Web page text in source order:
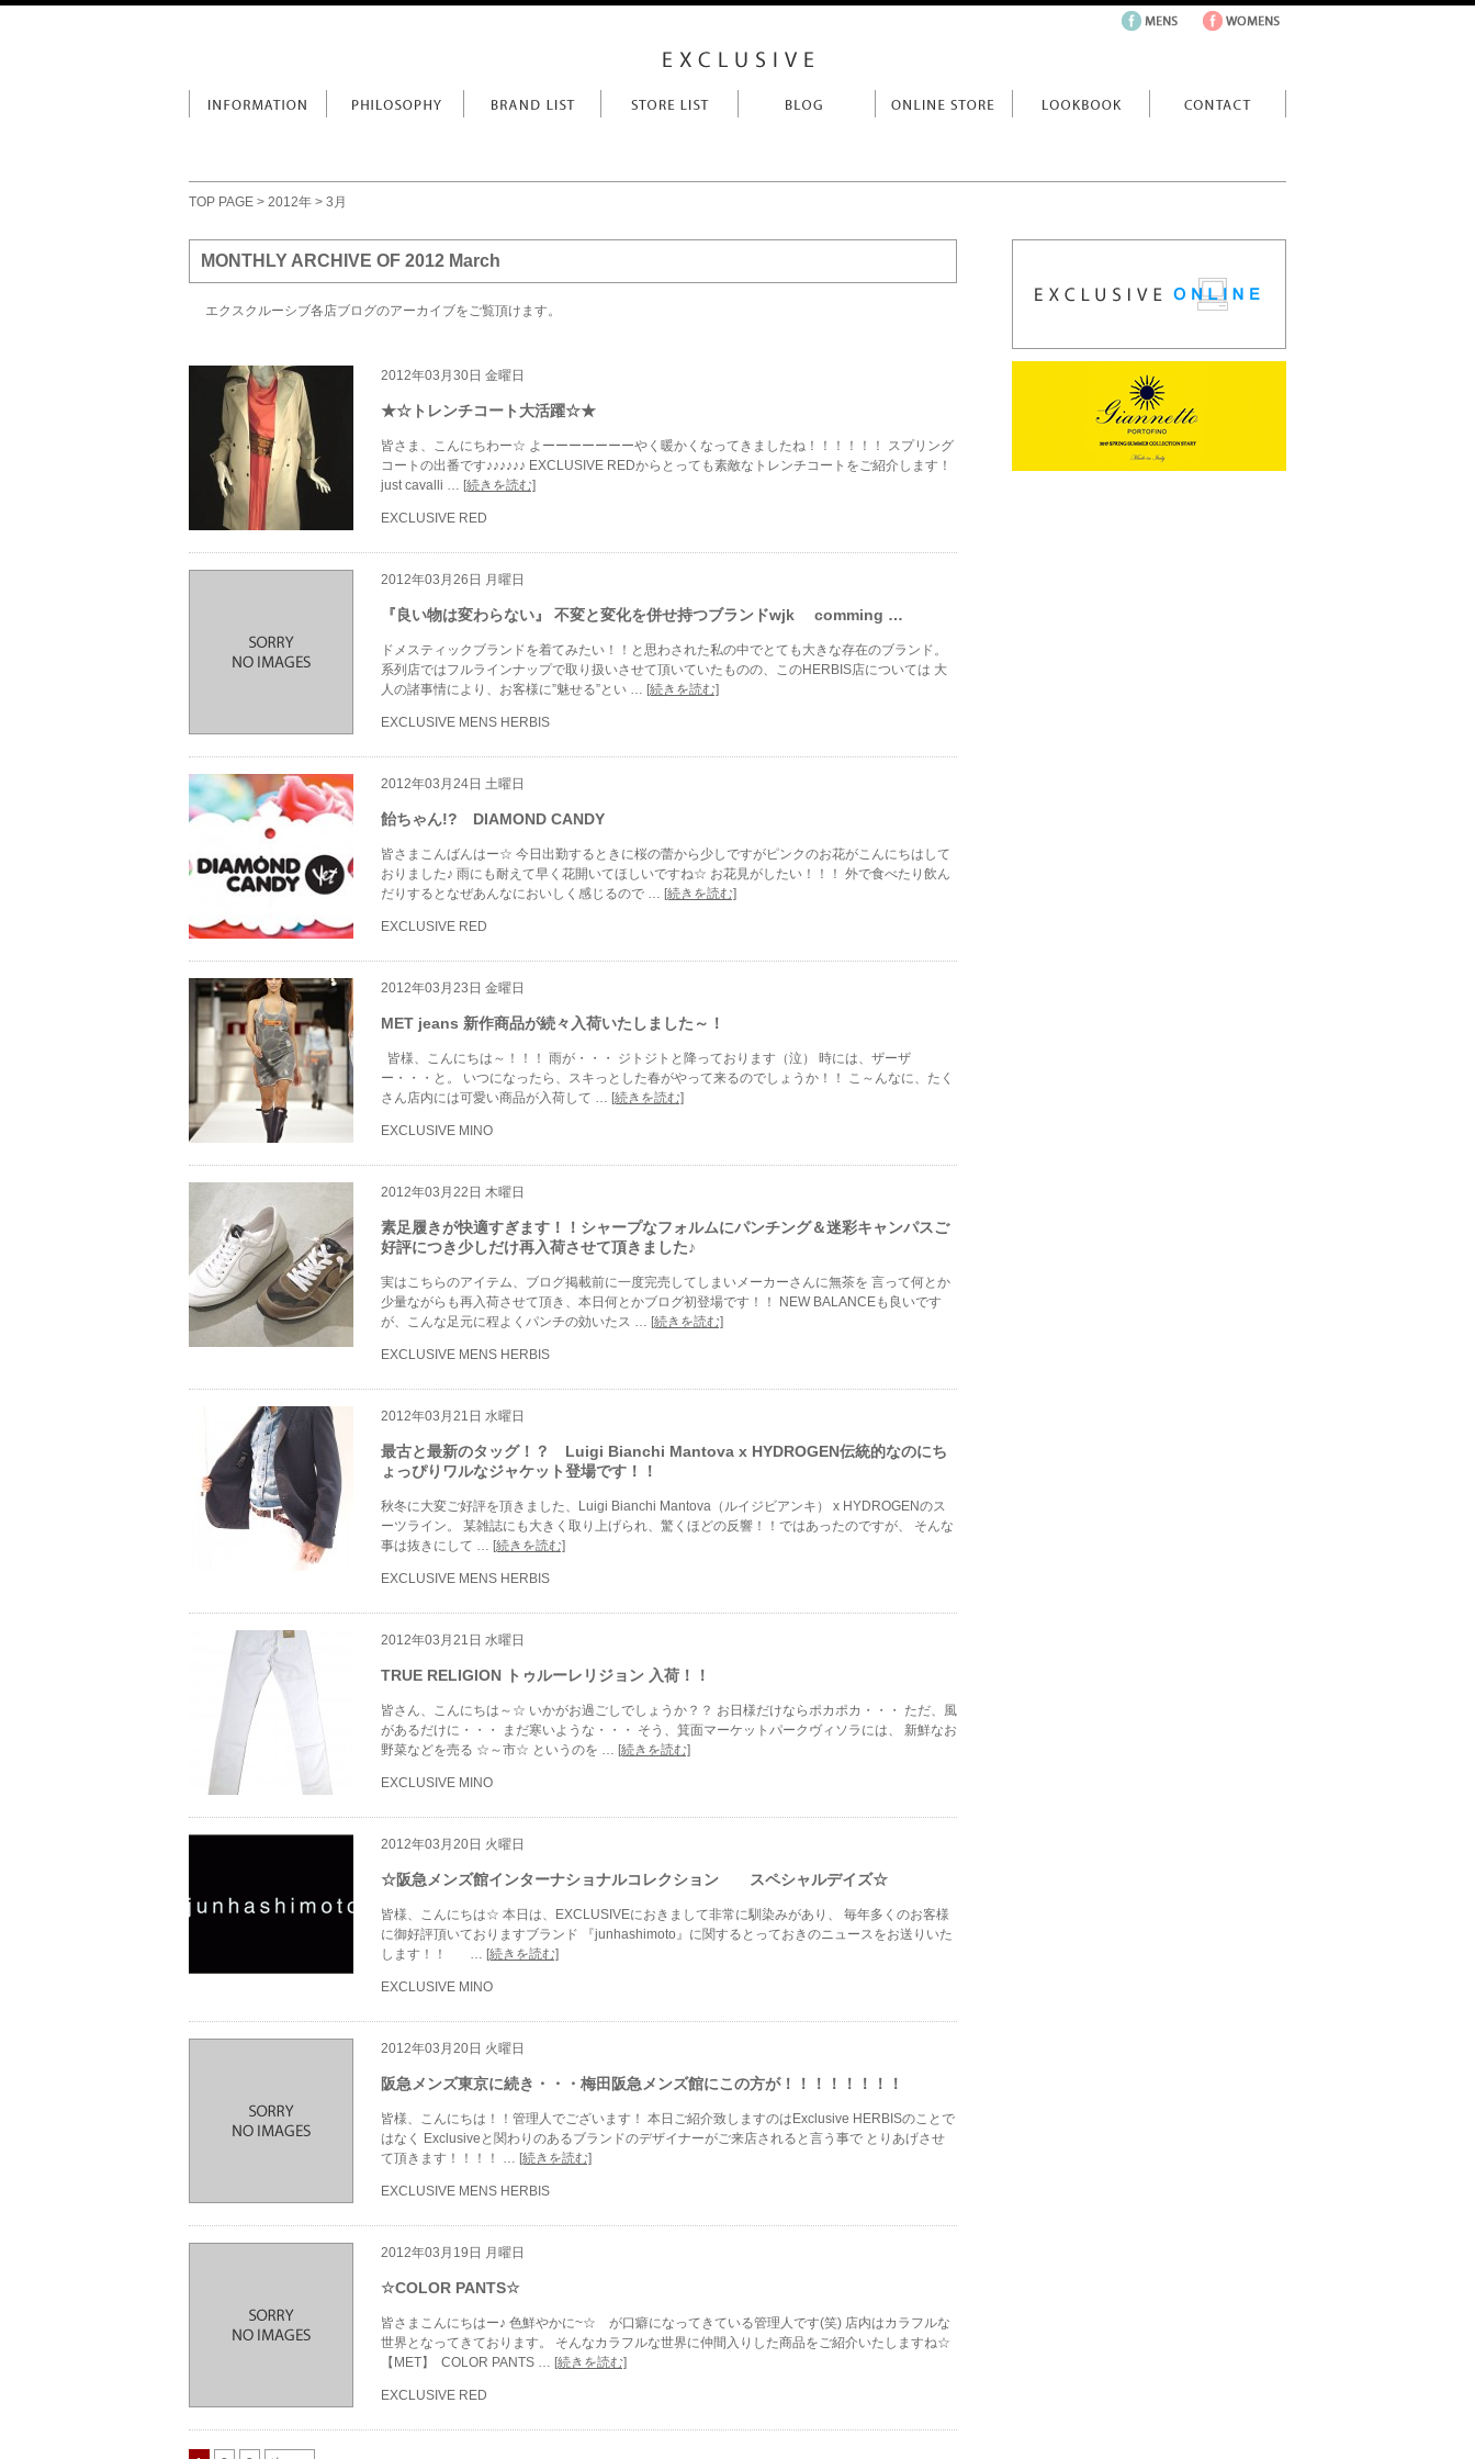
TOP PAGE > 2012年 > 3月
MONTHLY ARCHIVE OF 2012 March
エクスクルーシブ各店ブログのアーカイブをご覧頂けます。
2012年03月30日 金曜日
★☆トレンチコート大活躍☆★
皆さま、こんにちわー☆ よーーーーーーーやく暖かくなってきましたね！！！！！！ スプリング
コートの出番です♪♪♪♪♪♪ EXCLUSIVE REDからとっても素敵なトレンチコートをご紹介します！
just cavalli … [続きを読む]
EXCLUSIVE RED
2012年03月26日 月曜日
『良い物は変わらない』 不変と変化を併せ持つブランドwjk comming …
ドメスティックブランドを着てみたい！！と思わされた私の中でとても大きな存在のブランド。
系列店ではフルラインナップで取り扱いさせて頂いていたものの、このHERBIS店については 大
人の諸事情により、お客様に”魅せる”とい … [続きを読む]
EXCLUSIVE MENS HERBIS
2012年03月24日 土曜日
飴ちゃん!? DIAMOND CANDY
皆さまこんばんはー☆ 今日出勤するときに桜の蕾から少しですがピンクのお花がこんにちはして
おりました♪ 雨にも耐えて早く花開いてほしいですね☆ お花見がしたい！！！ 外で食べたり飲ん
だりするとなぜあんなにおいしく感じるので … [続きを読む]
EXCLUSIVE RED
2012年03月23日 金曜日
MET jeans 新作商品が続々入荷いたしました～！
皆様、こんにちは～！！！ 雨が・・・ ジトジトと降っております（泣） 時には、ザーザ
ー・・・と。 いつになったら、スキっとした春がやって来るのでしょうか！！ こ～んなに、たく
さん店内には可愛い商品が入荷して … [続きを読む]
EXCLUSIVE MINO
2012年03月22日 木曜日
素足履きが快適すぎます！！シャープなフォルムにパンチング＆迷彩キャンパスご
好評につき少しだけ再入荷させて頂きました♪
実はこちらのアイテム、ブログ掲載前に一度完売してしまいメーカーさんに無茶を 言って何とか
少量ながらも再入荷させて頂き、本日何とかブログ初登場です！！ NEW BALANCEも良いです
が、こんな足元に程よくパンチの効いたス … [続きを読む]
EXCLUSIVE MENS HERBIS
2012年03月21日 水曜日
最古と最新のタッグ！？ Luigi Bianchi Mantova x HYDROGEN伝統的なのにち
ょっぴりワルなジャケット登場です！！
秋冬に大変ご好評を頂きました、Luigi Bianchi Mantova（ルイジビアンキ） x HYDROGENのス
ーツライン。 某雑誌にも大きく取り上げられ、驚くほどの反響！！ではあったのですが、 そんな
事は抜きにして … [続きを読む]
EXCLUSIVE MENS HERBIS
2012年03月21日 水曜日
TRUE RELIGION トゥルーレリジョン 入荷！！
皆さん、こんにちは～☆ いかがお過ごしでしょうか？？ お日様だけならポカポカ・・・ ただ、風
があるだけに・・・ まだ寒いような・・・ そう、箕面マーケットパークヴィソラには、 新鮮なお
野菜などを売る ☆～市☆ というのを … [続きを読む]
EXCLUSIVE MINO
2012年03月20日 火曜日
☆阪急メンズ館インターナショナルコレクション スペシャルデイズ☆
皆様、こんにちは☆ 本日は、EXCLUSIVEにおきまして非常に馴染みがあり、 毎年多くのお客様
に御好評頂いておりますブランド 『junhashimoto』に関するとっておきのニュースをお送りいた
します！！ … [続きを読む]
EXCLUSIVE MINO
2012年03月20日 火曜日
阪急メンズ東京に続き・・・梅田阪急メンズ館にこの方が！！！！！！！！
皆様、こんにちは！！管理人でございます！ 本日ご紹介致しますのはExclusive HERBISのことで
はなく Exclusiveと関わりのあるブランドのデザイナーがご来店されると言う事で とりあげさせ
て頂きます！！！！ … [続きを読む]
EXCLUSIVE MENS HERBIS
2012年03月19日 月曜日
☆COLOR PANTS☆
皆さまこんにちはー♪ 色鮮やかに~☆ が口癖になってきている管理人です(笑) 店内はカラフルな
世界となってきております。 そんなカラフルな世界に仲間入りした商品をご紹介いたしますね☆
【MET】 COLOR PANTS … [続きを読む]
EXCLUSIVE RED